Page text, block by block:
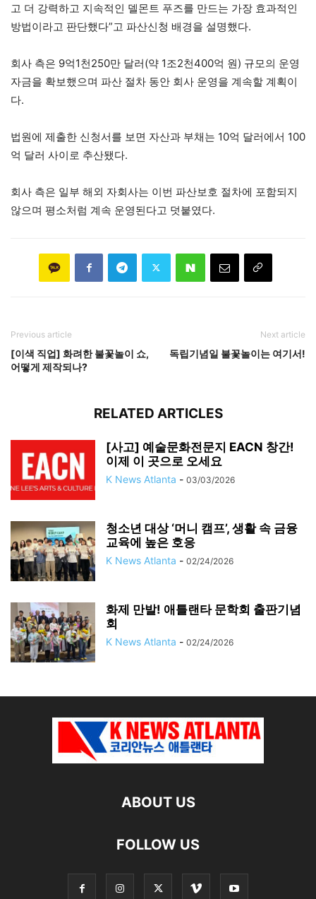
고 더 강력하고 지속적인 델몬트 푸즈를 만드는 가장 효과적인
방법이라고 판단했다”고 파산신청 배경을 설명했다.
회사 측은 9억1천250만 달러(약 1조2천400억 원) 규모의 운영
자금을 확보했으며 파산 절차 동안 회사 운영을 계속할 계획이
다.
법원에 제출한 신청서를 보면 자산과 부채는 10억 달러에서 100
억 달러 사이로 추산됐다.
회사 측은 일부 해외 자회사는 이번 파산보호 절차에 포함되지
않으며 평소처럼 계속 운영된다고 덧붙였다.
Previous article
[이색 직업] 화려한 불꽃놀이 쇼,
어떻게 제작되나?
Next article
독립기념일 불꽃놀이는 여기서!
RELATED ARTICLES
[사고] 예술문화전문지 EACN 창간!
이제 이 곳으로 오세요
K News Atlanta - 03/03/2026
청소년 대상 ‘머니 캠프’, 생활 속 금융
교육에 높은 호응
K News Atlanta - 02/24/2026
화제 만발! 애틀랜타 문학회 출판기념
회
K News Atlanta - 02/24/2026
ABOUT US
FOLLOW US